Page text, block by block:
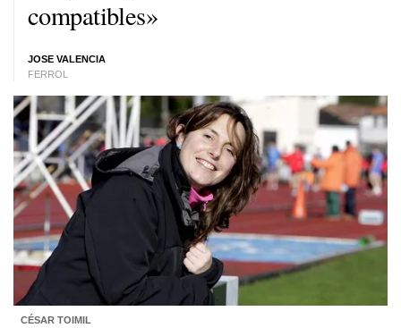
compatibles»
JOSE VALENCIA
FERROL
CÉSAR TOIMIL